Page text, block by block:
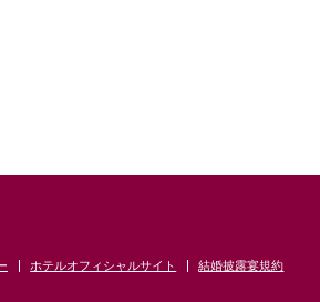
ホテルオフィシャルサイト 結婚披露宴規約